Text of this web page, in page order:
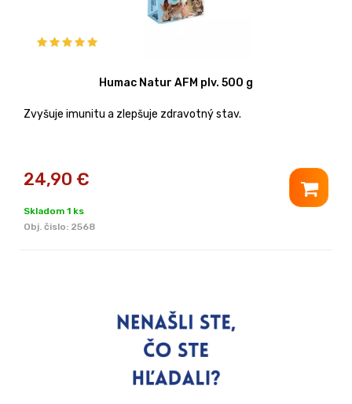
Humac Natur AFM plv. 500 g
Zvyšuje imunitu a zlepšuje zdravotný stav.
24,90 €
Skladom 1 ks
Obj. čislo: 2568